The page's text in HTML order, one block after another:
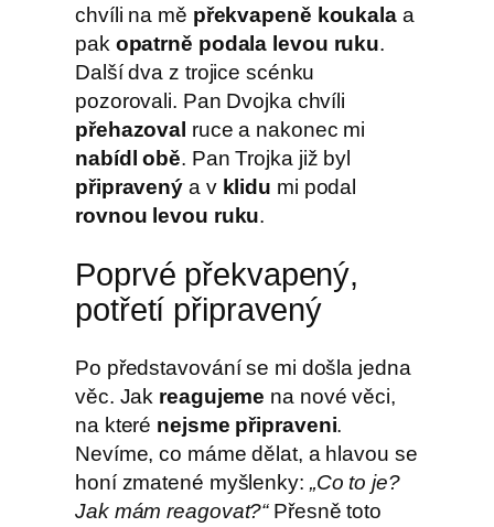
chvíli na mě překvapeně koukalaa
pak opatrně podala levou ruku.
Další dva z trojice scénku
pozorovali. Pan Dvojka chvíli
přehazoval ruce a nakonec mi
nabídl obě. Pan Trojka již byl
připravený a v klidu mi podal
rovnou levou ruku.
Poprvé překvapený,
potřetí připravený
Po představování se mi došla jedna
věc. Jak reagujeme na nové věci,
na které nejsme připraveni.
Nevíme, co máme dělat, a hlavou se
honí zmatené myšlenky: „Co to je?
Jak mám reagovat?“Přesně toto